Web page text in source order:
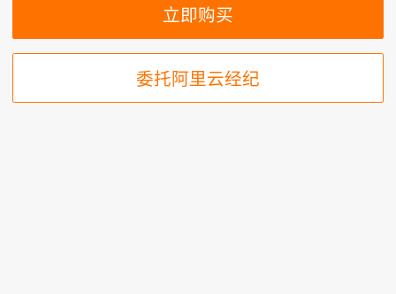
委托阿里云经纪